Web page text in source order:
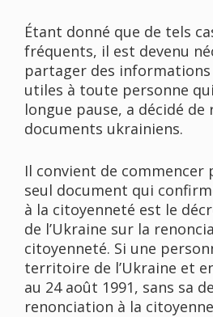
Étant donné que de tels
fréquents, il est devenu
partager des
utiles à toute personne
longue pause, a décidé de
documents ukrainiens.
Il convient de commencer
seul document qui
à la citoyenneté est le
de l’Ukraine sur la
citoyenneté. Si une
territoire de l’Ukraine et
au 24 août 1991, sans sa
renonciation à la